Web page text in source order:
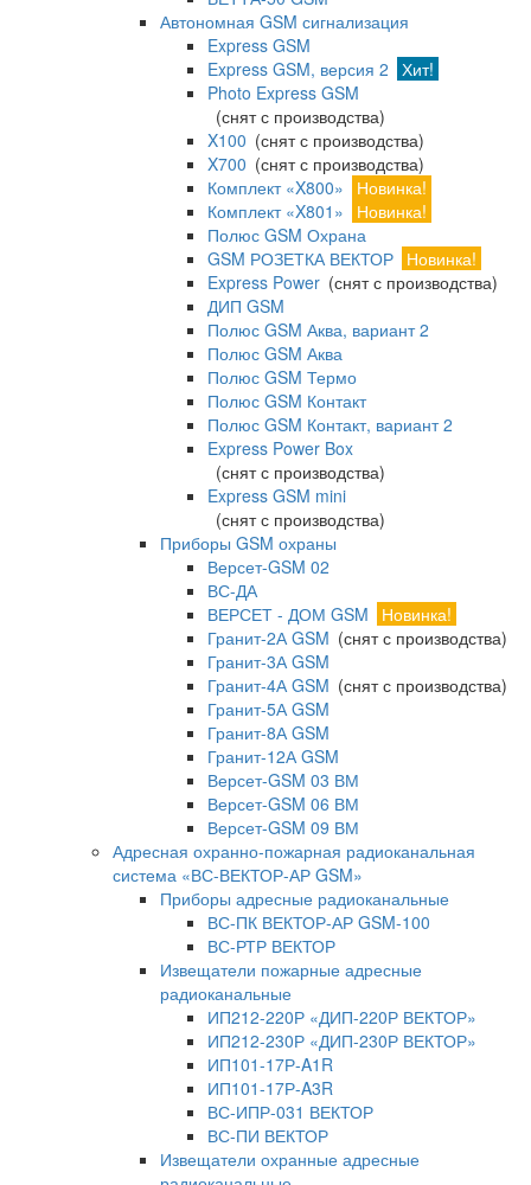
Автономная GSM сигнализация
Express GSM
Express GSM, версия 2 Хит!
Photo Express GSM
(снят с производства)
X100 (снят с производства)
X700 (снят с производства)
Комплект «X800»
Новинка!
Комплект «X801»
Новинка!
Полюс GSM Охрана
GSM РОЗЕТКА ВЕКТОР Новинка!
Express Power (снят с производства)
ДИП GSM
Полюс GSM Аква, вариант 2
Полюс GSM Аква
Полюс GSM Термо
Полюс GSM Контакт
Полюс GSM Контакт, вариант 2
Express Power Box
(снят с производства)
Express GSM mini
(снят с производства)
Приборы GSM охраны
Версет-GSM 02
ВС-ДА
ВЕРСЕТ - ДОМ GSM
Новинка!
Гранит-2А GSM (снят с производства)
Гранит-3А GSM
Гранит-4А GSM (снят с производства)
Гранит-5А GSM
Гранит-8А GSM
Гранит-12А GSM
Версет-GSM 03 ВМ
Версет-GSM 06 ВМ
Версет-GSM 09 ВМ
Адресная охранно-пожарная радиоканальная
система «ВС-ВЕКТОР-АР GSM»
Приборы адресные радиоканальные
ВС-ПК ВЕКТОР-АР GSM-100
ВС-РТР ВЕКТОР
Извещатели пожарные адресные
радиоканальные
ИП212-220Р «ДИП-220Р ВЕКТОР»
ИП212-230Р «ДИП-230Р ВЕКТОР»
ИП101-17Р-A1R
ИП101-17Р-A3R
ВС-ИПР-031 ВЕКТОР
ВС-ПИ ВЕКТОР
Извещатели охранные адресные